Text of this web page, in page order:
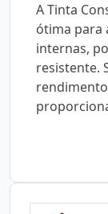
A Tinta
ótima para
internas,
resistente.